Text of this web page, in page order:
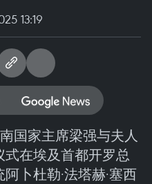
13:19
国家主席梁强与夫人
在埃及首都开罗总
卜杜勒·法塔赫·塞西